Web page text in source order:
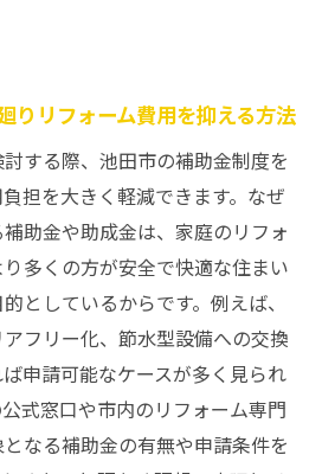
ーム契約から完了までの流れ
始める安心水廻り改装ガイド
ームの相見積もり活用術
積もりで失敗しない改装計画
見積もり比較のポイント
用を賢く抑えるコツ
確認すべき水廻りリフォーム
務店との見積もり交渉術
りリフォーム費用を抑える方法
する際、池田市の補助金制度を
担を大きく軽減できます。なぜ
助金や助成金は、家庭のリフォ
多くの方が安全で快適な住まい
としているからです。例えば、
フリー化、節水型設備への交換
申請可能なケースが多く見られ
式窓口や市内のリフォーム専門
なる補助金の有無や申請条件を